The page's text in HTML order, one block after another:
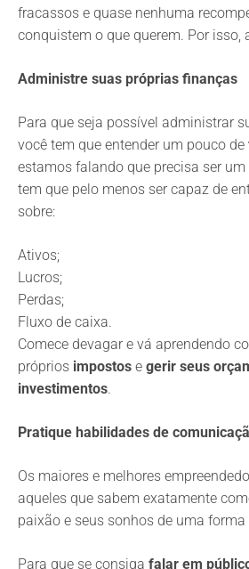
fracassos e quase nenhuma
conquistem o que querem. Por isso,
Administre suas próprias finanças
Para que seja possível administrar
você tem que entender um pouco de
estamos falando que precisa ser
tem que pelo menos ser capaz de
sobre:
Ativos;
Lucros;
Perdas;
Fluxo de caixa.
Comece devagar e vá aprendendo
próprios impostos e gerir seus
investimentos.
Pratique habilidades de
Os maiores e melhores
aqueles que sabem exatamente
paixão e seus sonhos de uma forma
Para que se consiga falar em